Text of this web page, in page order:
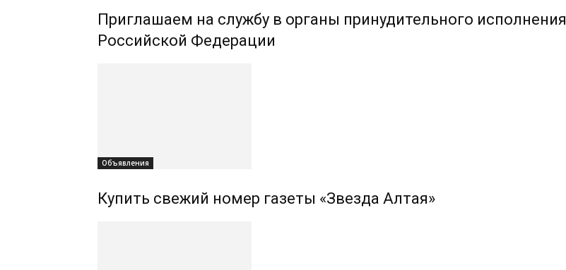
Приглашаем на службу в органы принудительного исполнения
Российской Федерации
Объявления
Купить свежий номер газеты «Звезда Алтая»